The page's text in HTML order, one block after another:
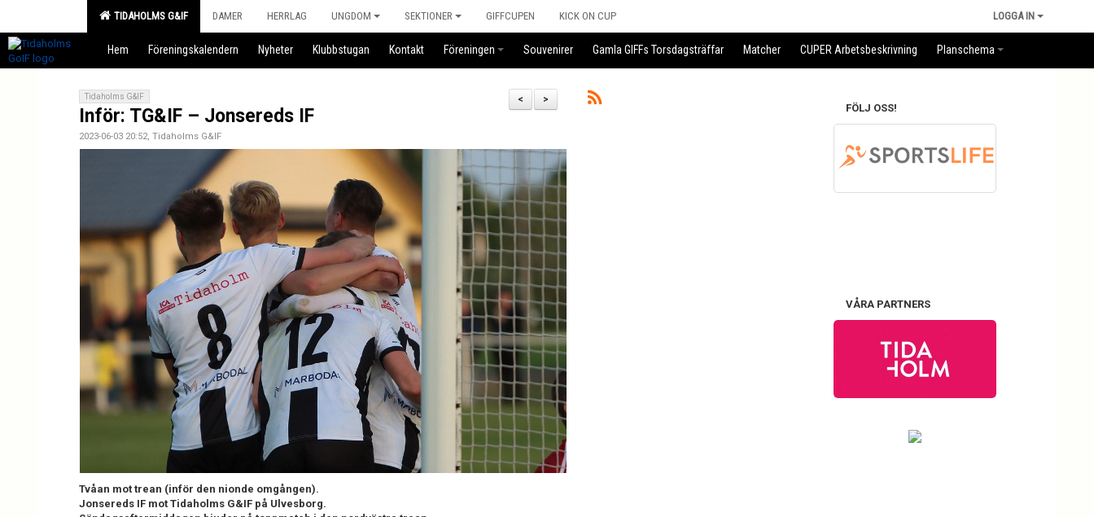
TIDAHOLMS G&IF DAMER HERRLAG UNGDOM SEKTIONER GIFFCUPEN KICK ON CUP LOGGA IN
Hem Föreningskalendern Nyheter Klubbstugan Kontakt Föreningen Souvenirer Gamla GIFFs Torsdagsträffar Matcher CUPER Arbetsbeskrivning Planschema
>
<
Tidaholms G&IF
Inför: TG&IF – Jonsereds IF
2023-06-03 20:52, Tidaholms G&IF
Tvåan mot trean (inför den nionde omgången).
Jonsereds IF mot Tidaholms G&IF på Ulvesborg.
FÖLJ OSS!
VÅRA PARTNERS